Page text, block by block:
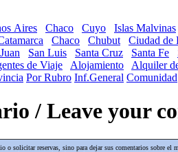
Aires Chaco Cuyo Islas Malvinas
Chaco Chubut Ciudad de
San Luis Santa Cruz Santa Fe
de Viaje Alojamiento Alquiler
Por Rubro Inf.General Comunidad
/ Leave your
o solicitar reservas, sino para dejar sus comentarios sobre el